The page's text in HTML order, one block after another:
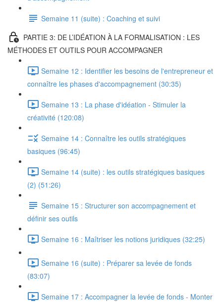
Semaine 11 (suite) : Coaching et suivi
PARTIE 3: DE L’IDÉATION À LA FORMALISATION : LES
MÉTHODES ET OUTILS POUR ACCOMPAGNER
Semaine 12 : Identifier les besoins de l'entrepreneur et
connaître les phases d'accompagnement (30:35)
Semaine 13 : La phase d'idéation - Stimuler la
créativité (120:08)
Semaine 14 : Connaître les outils stratégiques
basiques (96:45)
Semaine 14 (suite) : les outils stratégiques basiques
(2) (51:26)
Semaine 15 : Structurer son accompagnement et
définir ses outils
Semaine 16 : Maîtriser les notions juridiques (32:25)
Semaine 16 (suite) : Préparer sa levée de fonds
(83:07)
Semaine 17 : Accompagner la levée de fonds - Monter